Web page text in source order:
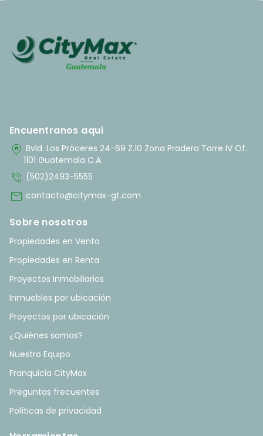
Encuentranos aquí
home_pin Bvld. Los Próceres 24-69 Z.10 Zona Pradera Torre IV Of.
1101 Guatemala C.A.
phone_in_talk (502)2493-5555
mail contacto@citymax-gt.com
Sobre nosotros
Propiedades en Venta
Propiedades en Renta
Proyectos Inmobiliarios
Inmuebles por ubicación
Proyectos por ubicación
¿Quiénes somos?
Nuestro Equipo
Franquicia CityMax
Preguntas frecuentes
Políticas de privacidad